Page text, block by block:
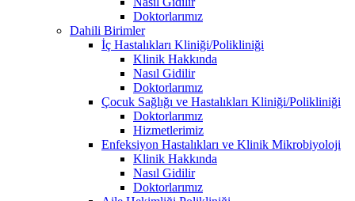
Doktorlarımız
Dahili Birimler
İç Hastalıkları Kliniği/Polikliniği
Klinik Hakkında
Nasıl Gidilir
Doktorlarımız
Çocuk Sağlığı ve Hastalıkları Kliniği/Polikliniği
Doktorlarımız
Hizmetlerimiz
Enfeksiyon Hastalıkları ve Klinik Mikrobiyoloji
Klinik Hakkında
Nasıl Gidilir
Doktorlarımız